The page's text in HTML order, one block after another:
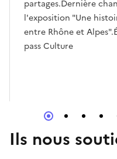
partages.Dernière
l'exposition "Une
entre Rhône et
pass Culture
Ils nous